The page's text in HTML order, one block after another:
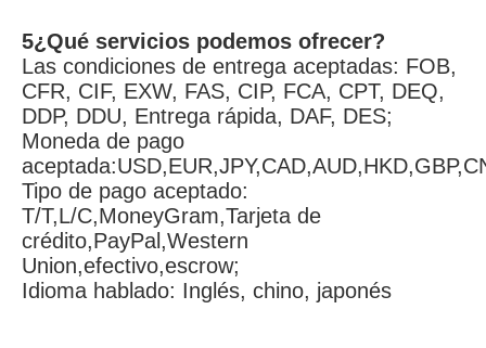
5¿Qué servicios podemos ofrecer?
Las condiciones de entrega aceptadas: FOB,
CFR, CIF, EXW, FAS, CIP, FCA, CPT, DEQ,
DDP, DDU, Entrega rápida, DAF, DES;
Moneda de pago
Tipo de pago aceptado:
T/T,L/C,MoneyGram,Tarjeta de
crédito,PayPal,Western
Union,efectivo,escrow;
Idioma hablado: Inglés, chino, japonés